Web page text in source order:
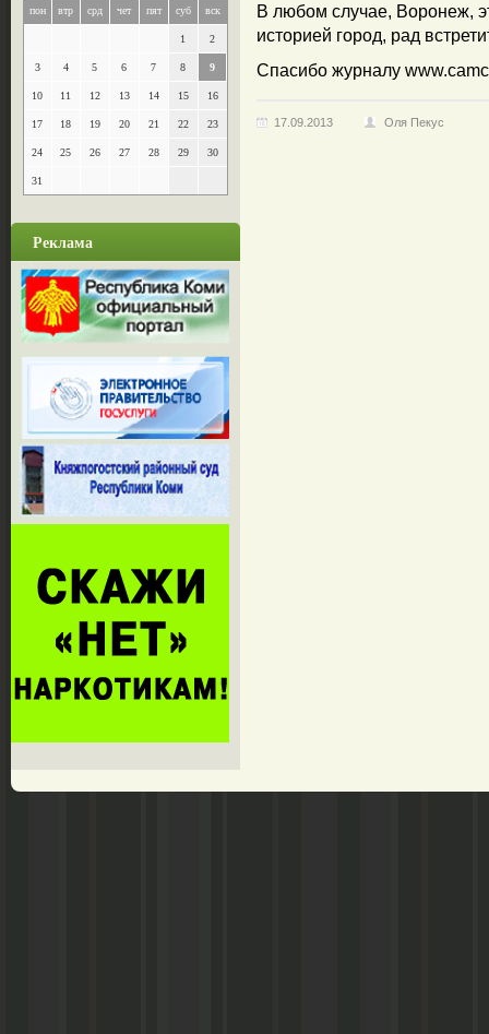
пон втр срд чет пят суб вск
1 2
3 4 5 6 7 8 9
10 11 12 13 14 15 16
17 18 19 20 21 22 23
24 25 26 27 28 29 30
31
Реклама
В любом случае, Воронеж,
историей город, рад
Спасибо журналу
17.09.2013 Оля Пекус